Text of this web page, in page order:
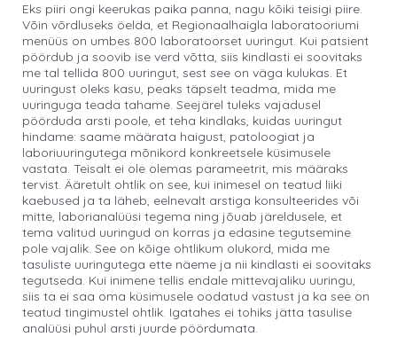
Eks piiri ongi keerukas paika panna, nagu kõiki teisigi piire.
Võin võrdluseks öelda, et Regionaalhaigla laboratooriumi
menüüs on umbes 800 laboratoorset uuringut. Kui patsient
pöördub ja soovib ise verd võtta, siis kindlasti ei soovitaks
me tal tellida 800 uuringut, sest see on väga kulukas. Et
uuringust oleks kasu, peaks täpselt teadma, mida me
uuringuga teada tahame. Seejärel tuleks vajadusel
pöörduda arsti poole, et teha kindlaks, kuidas uuringut
hindame: saame määrata haigust, patoloogiat ja
laboriuuringutega mõnikord konkreetsele küsimusele
vastata. Teisalt ei ole olemas parameetrit, mis määraks
tervist. Ääretult ohtlik on see, kui inimesel on teatud liiki
kaebused ja ta läheb, eelnevalt arstiga konsulteerides või
mitte, laborianalüüsi tegema ning jõuab järeldusele, et
tema valitud uuringud on korras ja edasine tegutsemine
pole vajalik. See on kõige ohtlikum olukord, mida me
tasuliste uuringutega ette näeme ja nii kindlasti ei soovitaks
tegutseda. Kui inimene tellis endale mittevajaliku uuringu,
siis ta ei saa oma küsimusele oodatud vastust ja ka see on
teatud tingimustel ohtlik. Igatahes ei tohiks jätta tasulise
analüüsi puhul arsti juurde pöördumata.